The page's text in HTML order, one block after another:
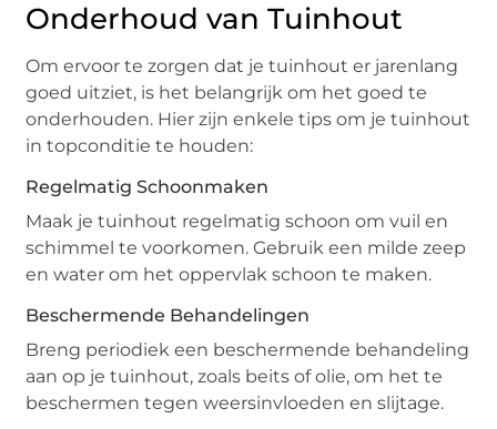
Onderhoud van Tuinhout
Om ervoor te zorgen dat je tuinhout er jarenlang
goed uitziet, is het belangrijk om het goed te
onderhouden. Hier zijn enkele tips om je tuinhout
in topconditie te houden:
Regelmatig Schoonmaken
Maak je tuinhout regelmatig schoon om vuil en
schimmel te voorkomen. Gebruik een milde zeep
en water om het oppervlak schoon te maken.
Beschermende Behandelingen
Breng periodiek een beschermende behandeling
aan op je tuinhout, zoals beits of olie, om het te
beschermen tegen weersinvloeden en slijtage.